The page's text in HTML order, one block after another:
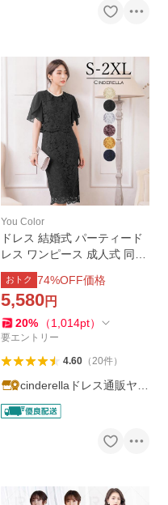
You Color
ドレス 結婚式 パーティード
レス ワンピース 成人式 同窓
会 謝恩会 ミディアム レース
演奏会 タイト ワンピース 二
次会 袖あり 卒業式 20代 半
袖 30代 yj188190
おトク 74%OFF価格
5,580円
20% （1,014pt）
要エントリー
4.60（20件）
cinderellaドレス通販ヤフ
ー店